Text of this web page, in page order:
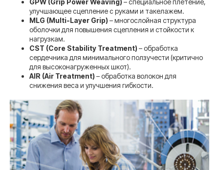
GPW (Grip Power Weaving) – специальное плетение,
улучшающее сцепление с руками и такелажем.
MLG (Multi-Layer Grip) – многослойная структура
оболочки для повышения сцепления и стойкости к
нагрузкам.
CST (Core Stability Treatment) – обработка
сердечника для минимального ползучести (критично
для высоконагруженных шкот).
AIR (Air Treatment) – обработка волокон для
снижения веса и улучшения гибкости.